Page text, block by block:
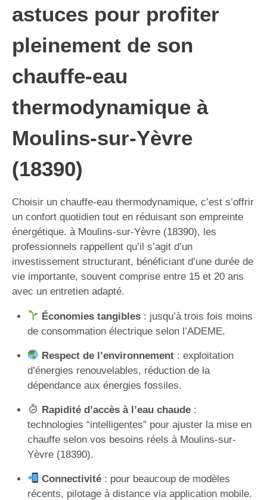
astuces pour profiter
pleinement de son
chauffe-eau
thermodynamique à
Moulins-sur-Yèvre
(18390)
Choisir un chauffe-eau thermodynamique, c’est s’offrir
un confort quotidien tout en réduisant son empreinte
énergétique. à Moulins-sur-Yèvre (18390), les
professionnels rappellent qu’il s’agit d’un
investissement structurant, bénéficiant d’une durée de
vie importante, souvent comprise entre 15 et 20 ans
avec un entretien adapté.
Économies tangibles: jusqu’à trois fois moins
de consommation électrique selon l’ADEME.
Respect de l’environnement: exploitation
d’énergies renouvelables, réduction de la
dépendance aux énergies fossiles.
Rapidité d’accès à l’eau chaude:
technologies “intelligentes” pour ajuster la mise en
chauffe selon vos besoins réels à Moulins-sur-
Yèvre (18390).
Connectivité: pour beaucoup de modèles
récents, pilotage à distance via application mobile.